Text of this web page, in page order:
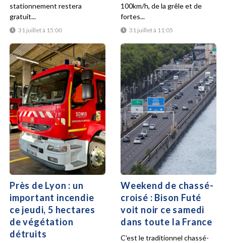
31 juillet à 15:00
stationnement restera
gratuit...
31 juillet à 11:05
100km/h, de la grêle et de
fortes...
Près de Lyon : un
important incendie
ce jeudi, 5 hectares
de végétation
détruits
Weekend de chassé-
croisé : Bison Futé
voit noir ce samedi
dans toute la France
C'est le traditionnel chassé-